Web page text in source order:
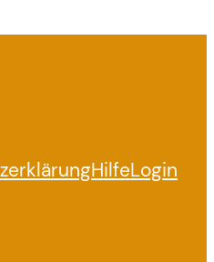
HilfeLogin